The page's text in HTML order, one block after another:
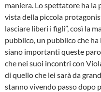
maniera. Lo spettatore ha
vista della piccola
lasciare liberi i figli”, così la
pubblico, un pubblico che
siano importanti queste
che nei suoi incontri con
di quello che lei sarà da
stanno vivendo passo dopo